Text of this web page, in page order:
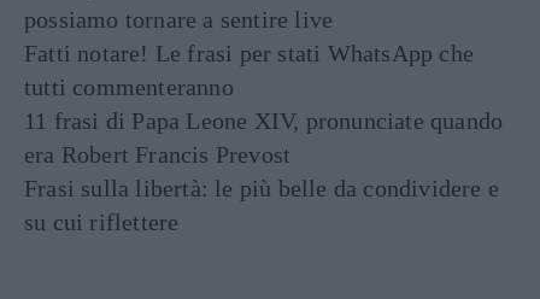
possiamo tornare a sentire live
Fatti notare! Le frasi per stati WhatsApp che
tutti commenteranno
11 frasi di Papa Leone XIV, pronunciate quando
era Robert Francis Prevost
Frasi sulla libertà: le più belle da condividere e
su cui riflettere